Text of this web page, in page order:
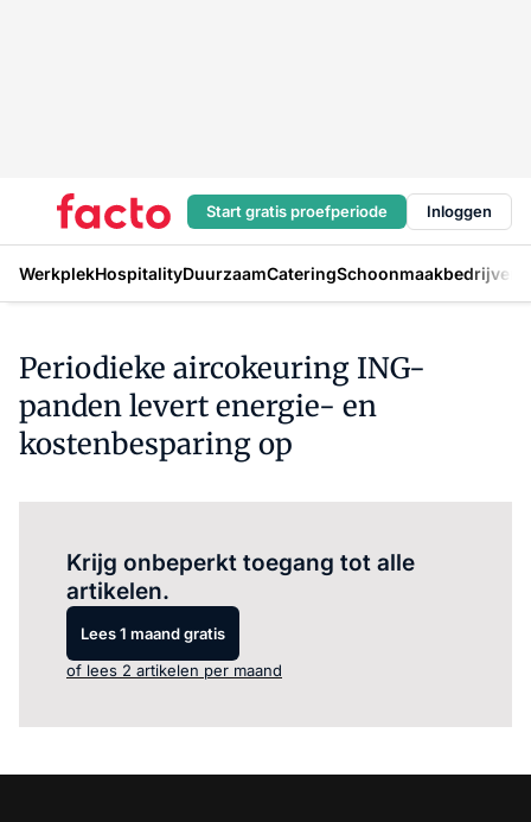
Start gratis proefperiode Inloggen
WerkplekHospitalityDuurzaamCateringSchoonmaakbedrijven
Periodieke aircokeuring ING-
panden levert energie- en
kostenbesparing op
Krijg onbeperkt toegang tot alle
artikelen.
Lees 1 maand gratis
of lees 2 artikelen per maand